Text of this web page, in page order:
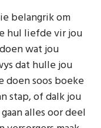
belangrik om
hul liefde vir jou
wat jou
dat hulle jou
doen soos boeke
stap, of dalk jou
alles oor deel